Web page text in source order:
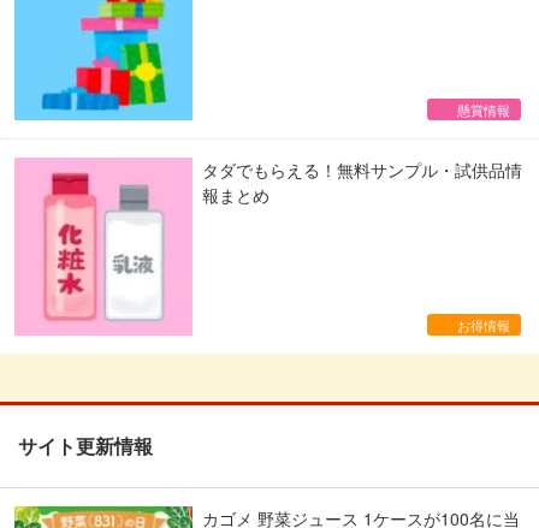
懸賞情報
タダでもらえる！無料サンプル・試供品情
報まとめ
お得情報
サイト更新情報
カゴメ 野菜ジュース 1ケースが100名に当